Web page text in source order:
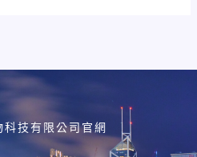
技有限公司官網